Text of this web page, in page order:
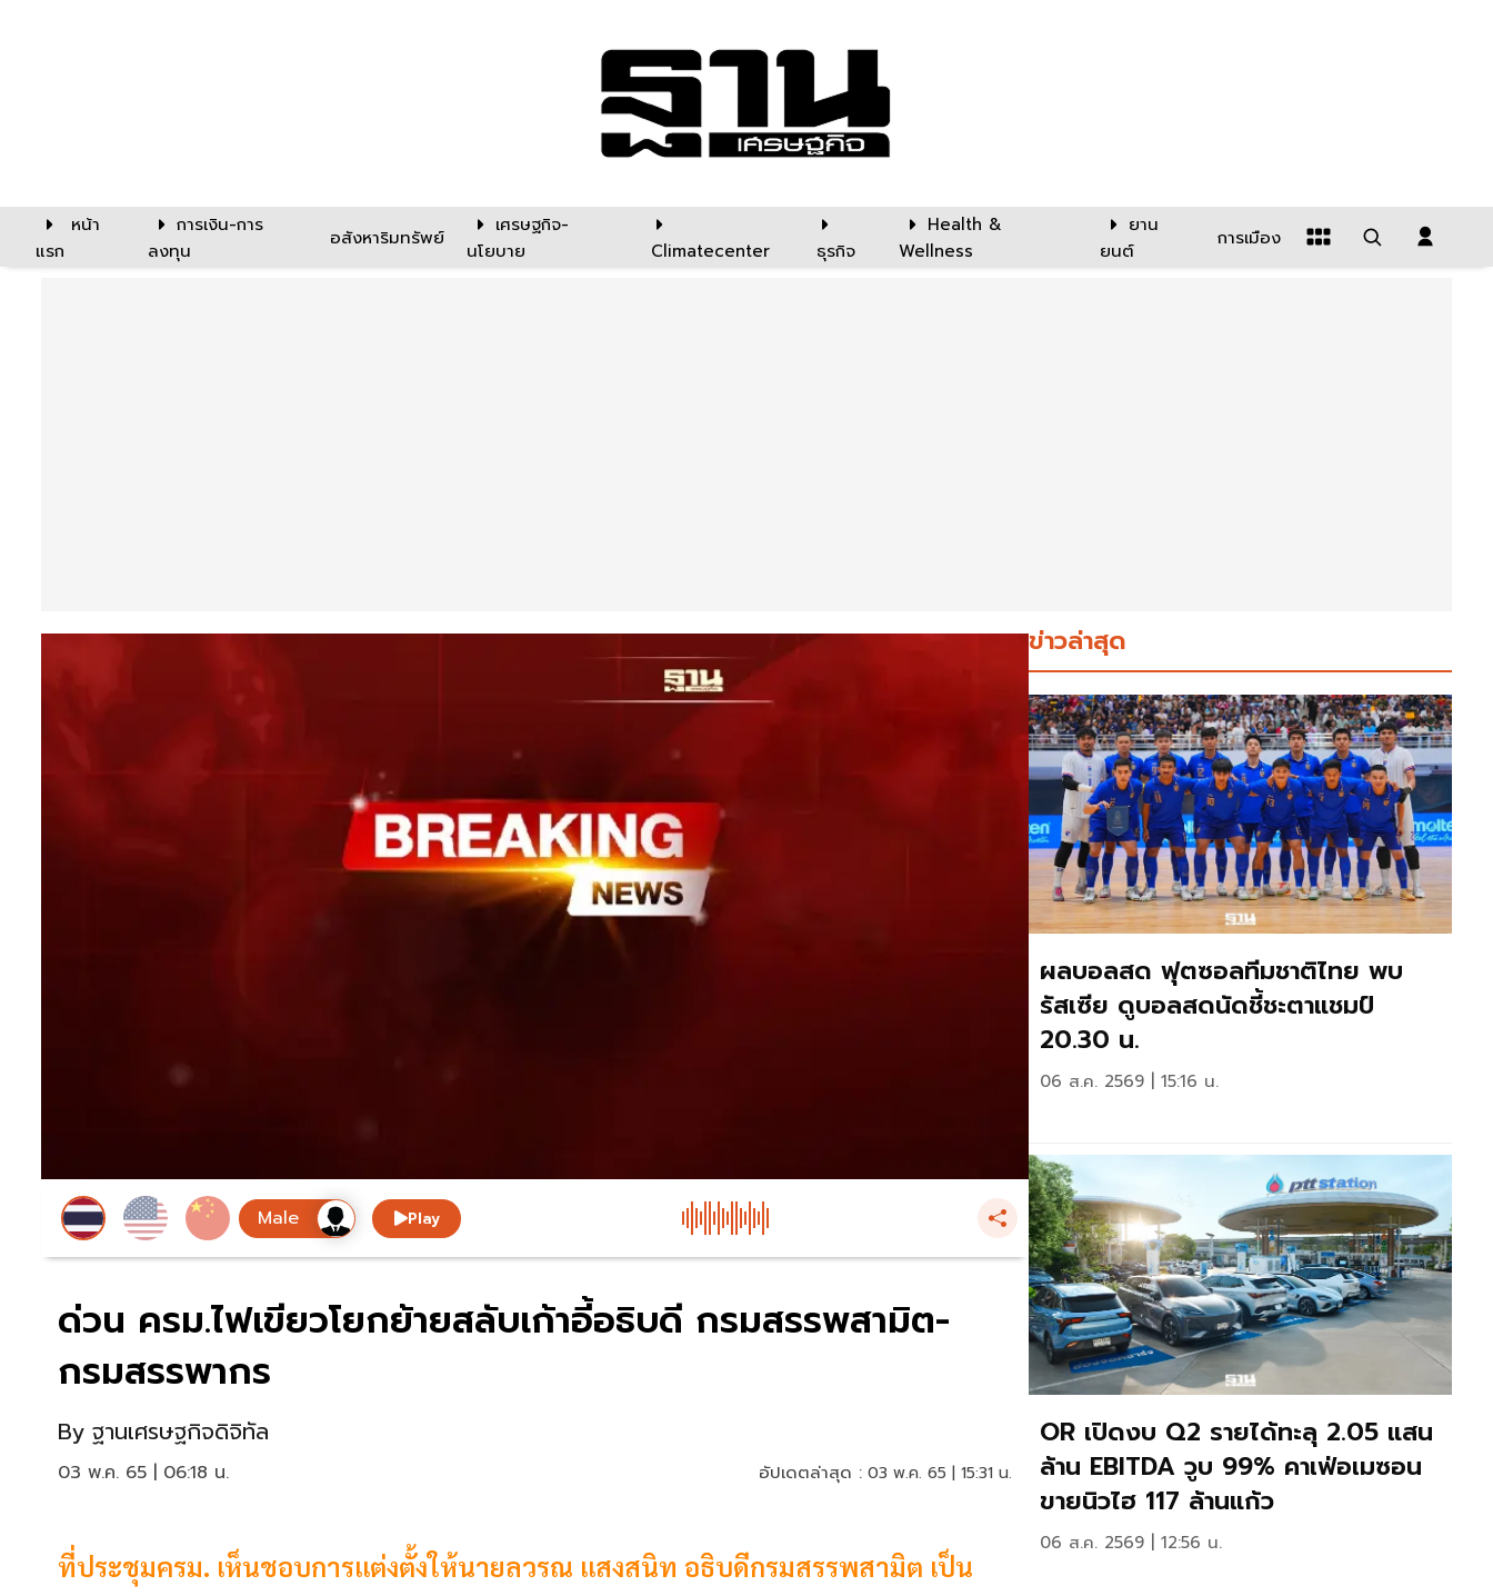
หน้า
แรก
การเงิน-การ
ลงทุน
อสังหาริมทรัพย์
เศรษฐกิจ-
นโยบาย
Climatecenter ธุรกิจ
Health &
Wellness
ยาน
ยนต์
การเมือง
Play
ด่วน ครม.ไฟเขียวโยกย้ายสลับเก้าอี้อธิบดี กรมสรรพสามิต-
กรมสรรพากร
By ฐานเศรษฐกิจดิจิทัล
03 พ.ค. 65 | 06:18 น. อัปเดตล่าสุด : 03 พ.ค. 65 | 15:31 น.
ที่ประชุมครม. เห็นชอบการแต่งตั้งให้นายลวรณ แสงสนิท อธิบดีกรมสรรพสามิต เป็น
ข่าวล่าสุด
ผลบอลสด ฟุตซอลทีมชาติไทย พบ
รัสเซีย ดูบอลสดนัดชี้ชะตาแชมป์
20.30 น.
06 ส.ค. 2569 | 15:16 น.
OR เปิดงบ Q2 รายได้ทะลุ 2.05 แสน
ล้าน EBITDA วูบ 99% คาเฟ่อเมซอน
ขายนิวไฮ 117 ล้านแก้ว
06 ส.ค. 2569 | 12:56 น.